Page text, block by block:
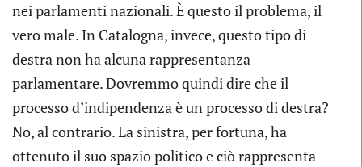
nei parlamenti nazionali. È questo il problema, il
vero male. In Catalogna, invece, questo tipo di
destra non ha alcuna rappresentanza
parlamentare. Dovremmo quindi dire che il
processo d’indipendenza è un processo di destra?
No, al contrario. La sinistra, per fortuna, ha
ottenuto il suo spazio politico e ciò rappresenta